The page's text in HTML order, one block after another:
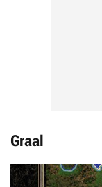
Graal